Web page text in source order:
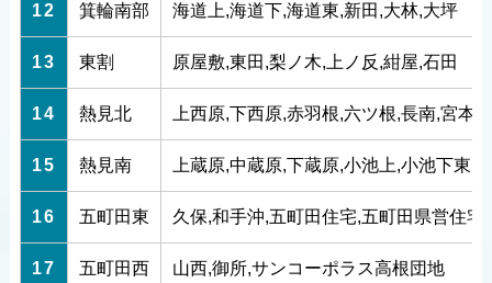
12 箕輪南部 海道上,海道下,海道東,新田,大林,大坪
13 東割 原屋敷,東田,梨ノ木,上ノ反,紺屋,石田
14 熱見北 上西原,下西原,赤羽根,六ツ根,長南,宮本,
15 熱見南 上蔵原,中蔵原,下蔵原,小池上,小池下東,
16 五町田東 久保,和手沖,五町田住宅,五町田県営住宅
17 五町田西 山西,御所,サンコーポラス高根団地